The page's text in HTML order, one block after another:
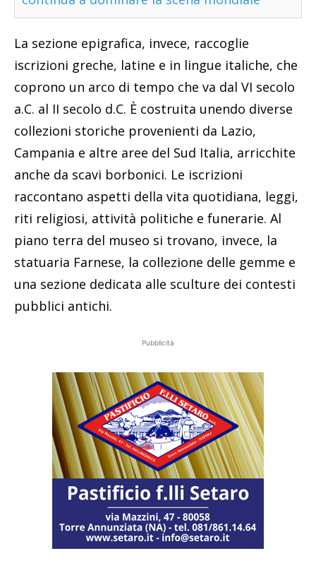
La sezione epigrafica, invece, raccoglie
iscrizioni greche, latine e in lingue italiche, che
coprono un arco di tempo che va dal VI secolo
a.C. al II secolo d.C. È costruita unendo diverse
collezioni storiche provenienti da Lazio,
Campania e altre aree del Sud Italia, arricchite
anche da scavi borbonici. Le iscrizioni
raccontano aspetti della vita quotidiana, leggi,
riti religiosi, attività politiche e funerarie. Al
piano terra del museo si trovano, invece, la
statuaria Farnese, la collezione delle gemme e
una sezione dedicata alle sculture dei contesti
pubblici antichi.
Pubblicità